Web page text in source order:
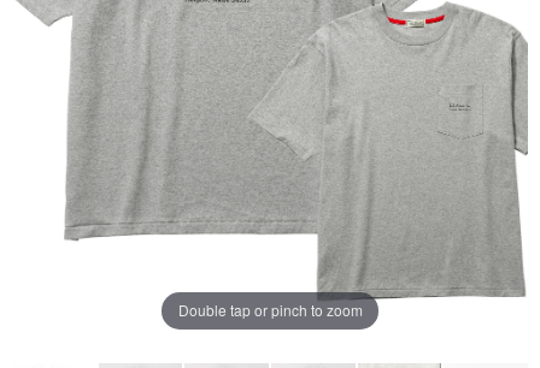
Double tap or pinch to zoom